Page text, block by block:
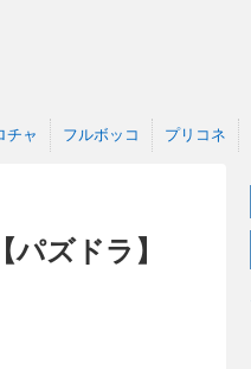
チャ フルボッコ プリコネ
ズドラ】